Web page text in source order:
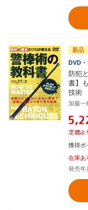
新品
DVD・
防犯
書】
技術
加藤一
定価よ
獲得ポ
在庫あ
発売年